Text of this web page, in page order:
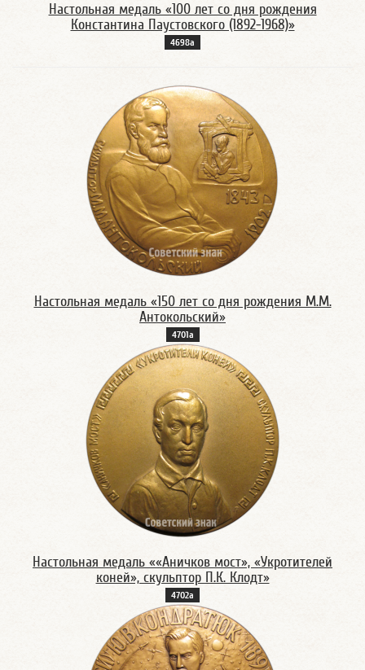
Настольная медаль «100 лет со дня рождения
Константина Паустовского (1892-1968)»
4698а
Настольная медаль «150 лет со дня рождения М.М.
Антокольский»
4701а
Настольная медаль ««Аничков мост», «Укротителей
коней», скульптор П.К. Клодт»
4702а